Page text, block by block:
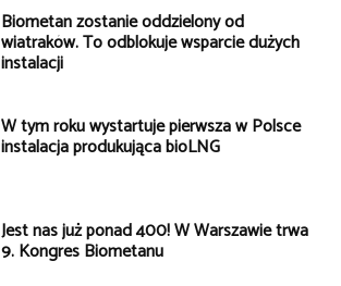
Biometan zostanie oddzielony od
wiatraków. To odblokuje wsparcie dużych
instalacji
W tym roku wystartuje pierwsza w Polsce
instalacja produkująca bioLNG
Jest nas już ponad 400! W Warszawie trwa
9. Kongres Biometanu